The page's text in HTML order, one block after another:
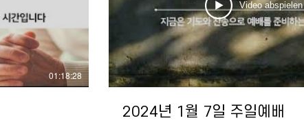
01:18:28
Video abspielen
2024년 1월 7일 주일예배